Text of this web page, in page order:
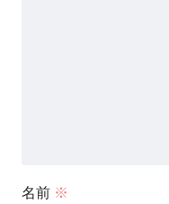
名前 ※